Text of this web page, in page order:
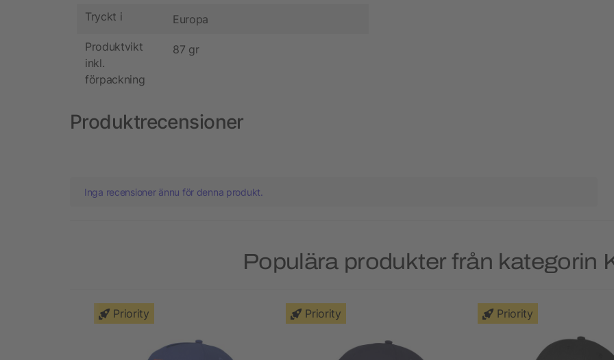
Tryckt i Europa
Produktvikt
inkl.
förpackning
87 gr
Produktrecensioner
Inga recensioner ännu för denna produkt.
Populära produkter från kategorin
Priority Priority Priority